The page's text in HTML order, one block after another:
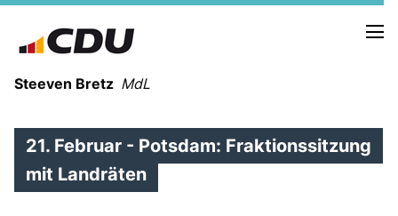
Steeven Bretz MdL
21. Februar - Potsdam: Fraktionssitzung
mit Landräten